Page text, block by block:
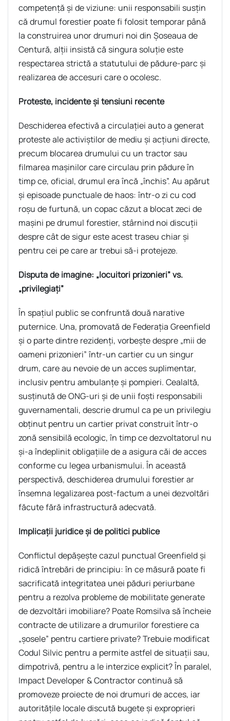
competență și de viziune: unii responsabili susțin
că drumul forestier poate fi folosit temporar până
la construirea unor drumuri noi din Șoseaua de
Centură, alții insistă că singura soluție este
respectarea strictă a statutului de pădure-parc și
realizarea de accesuri care o ocolesc.
Proteste, incidente și tensiuni recente
Deschiderea efectivă a circulației auto a generat
proteste ale activiștilor de mediu și acțiuni directe,
precum blocarea drumului cu un tractor sau
filmarea mașinilor care circulau prin pădure în
timp ce, oficial, drumul era încă „închis”. Au apărut
și episoade punctuale de haos: într-o zi cu cod
roșu de furtună, un copac căzut a blocat zeci de
mașini pe drumul forestier, stârnind noi discuții
despre cât de sigur este acest traseu chiar și
pentru cei pe care ar trebui să-i protejeze.
Disputa de imagine: „locuitori prizonieri” vs.
„privilegiați”
În spațiul public se confruntă două narative
puternice. Una, promovată de Federația Greenfield
și o parte dintre rezidenți, vorbește despre „mii de
oameni prizonieri” într-un cartier cu un singur
drum, care au nevoie de un acces suplimentar,
inclusiv pentru ambulanțe și pompieri. Cealaltă,
susținută de ONG-uri și de unii foști responsabili
guvernamentali, descrie drumul ca pe un privilegiu
obținut pentru un cartier privat construit într-o
zonă sensibilă ecologic, în timp ce dezvoltatorul nu
și-a îndeplinit obligațiile de a asigura căi de acces
conforme cu legea urbanismului. În această
perspectivă, deschiderea drumului forestier ar
însemna legalizarea post-factum a unei dezvoltări
făcute fără infrastructură adecvată.
Implicații juridice și de politici publice
Conflictul depășește cazul punctual Greenfield și
ridică întrebări de principiu: în ce măsură poate fi
sacrificată integritatea unei păduri periurbane
pentru a rezolva probleme de mobilitate generate
de dezvoltări imobiliare? Poate Romsilva să încheie
contracte de utilizare a drumurilor forestiere ca
„șosele” pentru cartiere private? Trebuie modificat
Codul Silvic pentru a permite astfel de situații sau,
dimpotrivă, pentru a le interzice explicit? În paralel,
Impact Developer & Contractor continuă să
promoveze proiecte de noi drumuri de acces, iar
autoritățile locale discută bugete și exproprieri